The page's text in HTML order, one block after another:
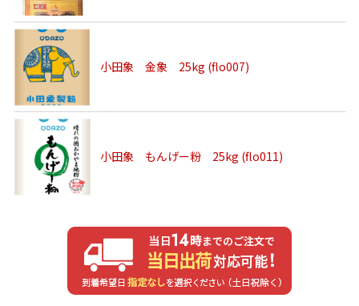
小田象 金象 25kg (flo007)
小田象 もんげー粉 25kg (flo011)